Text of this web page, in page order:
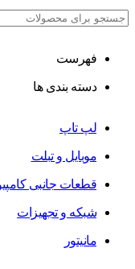
فهرست
دسته بندی ها
لپ تاپ
موبایل و تبلت
قطعات جانبی
شبکه و تجهیزات
مانیتور